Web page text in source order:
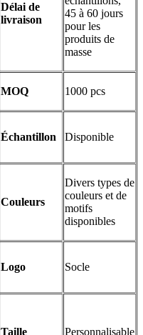
Délai de
livraison
45 à 60 jours
pour les
produits de
masse
MOQ 1000 pcs
Échantillon Disponible
Couleurs
Divers types de
couleurs et de
motifs
disponibles
Logo Socle
Taille Personnalisable